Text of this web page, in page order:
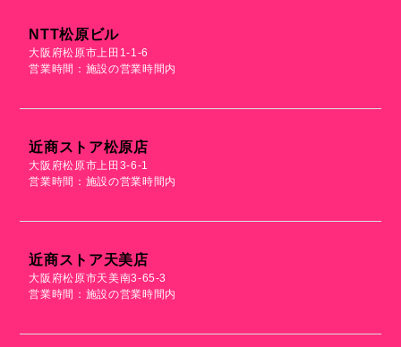
NTT松原ビル
大阪府松原市上田1-1-6
営業時間：施設の営業時間内
近商ストア松原店
大阪府松原市上田3-6-1
営業時間：施設の営業時間内
近商ストア天美店
大阪府松原市天美南3-65-3
営業時間：施設の営業時間内